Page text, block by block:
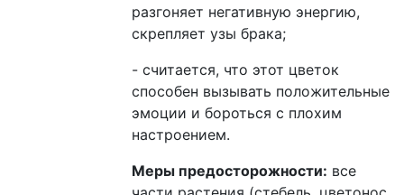
разгоняет негативную энергию,
скрепляет узы брака;
- считается, что этот цветок
способен вызывать положительные
эмоции и бороться с плохим
настроением.
Меры предосторожности: все